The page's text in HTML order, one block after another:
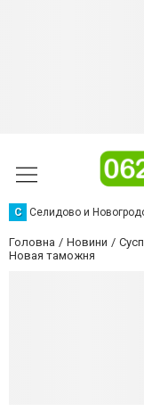
С Селидово и
Головна Новини
Новая таможня